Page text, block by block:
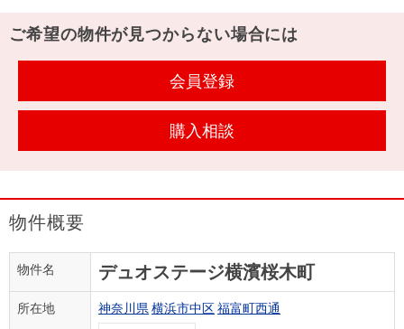
ご希望の物件が見つからない場合には
会員登録
購入相談
物件概要
物件名 デュオステージ横濱桜木町
所在地 神奈川県 横浜市中区福富町西通